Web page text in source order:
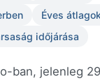
Éves
időjárása
ban, jelenleg